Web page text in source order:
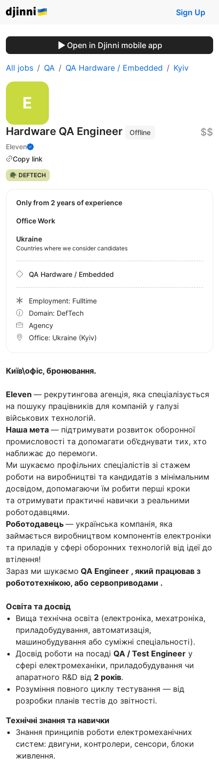
Sign Up
Open in Djinni mobile app
All jobs QA QA Hardware / Embedded Kyiv
Hardware QA Engineer
Offline
Eleven
Copy link
$$
🪖 DEFTECH
Київ\офіс, бронювання.
Eleven — рекрутингова агенція, яка спеціалізується
на пошуку працівників для компаній у галузі
військових технологій.
Наша мета — підтримувати розвиток оборонної
промисловості та допомагати об’єднувати тих, хто
наближає до перемоги.
Ми шукаємо профільних спеціалістів зі стажем
роботи на виробництві та кандидатів з мінімальним
досвідом, допомагаючи їм робити перші кроки
та отримувати практичні навички з реальними
роботодавцями.
Роботодавець — українська компанія, яка
займається виробництвом компонентів електроніки
та приладів у сфері оборонних технологій від ідеї до
втілення!
Зараз ми шукаємо QA Engineer , який працював з
робототехнікою, або сервоприводами .
Освіта та досвід
Вища технічна освіта (електроніка, мехатроніка,
приладобудування, автоматизація,
машинобудування або суміжні спеціальності).
Досвід роботи на посаді QA / Test Engineer у
сфері електромеханіки, приладобудування чи
апаратного R&D від 2 років.
Розуміння повного циклу тестування — від
розробки планів тестів до звітності.
Технічні знання та навички
Знання принципів роботи електромеханічних
систем: двигуни, контролери, сенсори, блоки
живлення.
Only from 2 years of experience
Office Work
Ukraine
Countries where we consider candidates
QA Hardware / Embedded
Employment: Fulltime
Domain: DefTech
Agency
Office: Ukraine (Kyiv)